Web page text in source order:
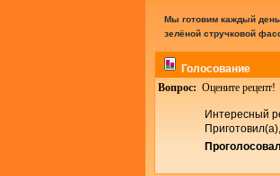
Мы готовим каждый
зелёной стручковой
Голосование
Вопрос: Оцените рецепт!
Интересный